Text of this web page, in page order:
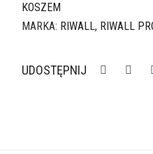
KOSZEM
MARKA: RIWALL, RIWALL
UDOSTĘPNIJ